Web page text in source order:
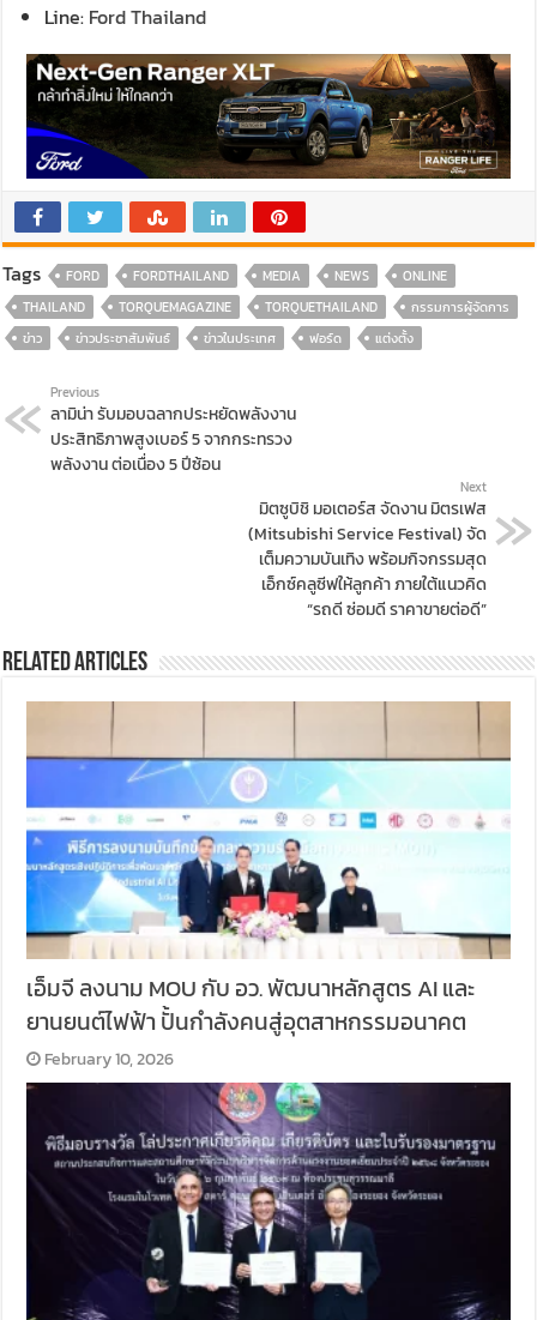
Line: Ford Thailand
Tags FORD FORDTHAILAND MEDIA NEWS
ONLINE
THAILAND
TORQUEMAGAZINE TORQUETHAILAND
กรรมการผู้จัดการ
ข่าว
ข่าวประชาสัมพันธ์ ข่าวในประเทศ ฟอร์ด แต่งตั้ง
Previous
ลามิน่า รับมอบฉลากประหยัดพลังงาน
ประสิทธิภาพสูงเบอร์ 5 จากกระทรวง
พลังงาน ต่อเนื่อง 5 ปีซ้อน
Next
มิตซูบิชิ มอเตอร์ส จัดงาน มิตรเฟส
(Mitsubishi Service Festival) จัด
เต็มความบันเทิง พร้อมกิจกรรมสุด
เอ็กซ์คลูซีฟให้ลูกค้า ภายใต้แนวคิด
“รถดี ซ่อมดี ราคาขายต่อดี”
Related Articles
เอ็มจี ลงนาม MOU กับ อว. พัฒนาหลักสูตร AI และ
ยานยนต์ไฟฟ้า ปั้นกำลังคนสู่อุตสาหกรรมอนาคต
February 10, 2026